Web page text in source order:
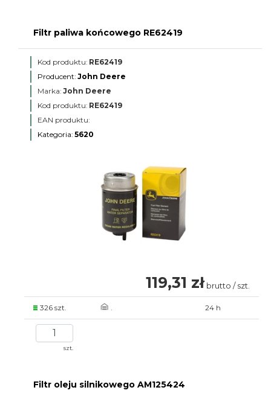
Filtr paliwa końcowego RE62419
Kod produktu: RE62419
Producent: John Deere
Marka: John Deere
Kod produktu: RE62419
EAN produktu:
Kategoria: 5620
119,31 zł brutto / szt.
326 szt. . 24 h
szt.
Filtr oleju silnikowego AM125424